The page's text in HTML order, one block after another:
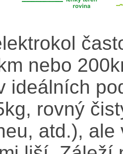
nebo
ideálních
rovný
atd.),